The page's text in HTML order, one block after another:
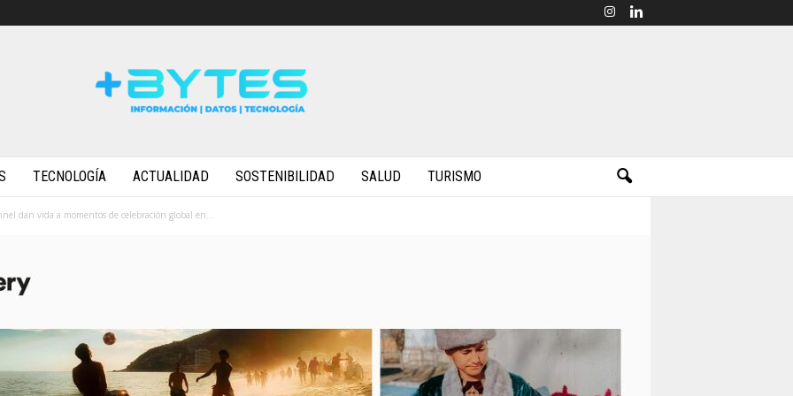
TECNOLOGÍA ACTUALIDAD SOSTENIBILIDAD SALUD TURISMO
dan vida a momentos de celebración global en...